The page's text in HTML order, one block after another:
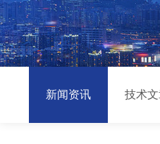
新闻资讯 技术